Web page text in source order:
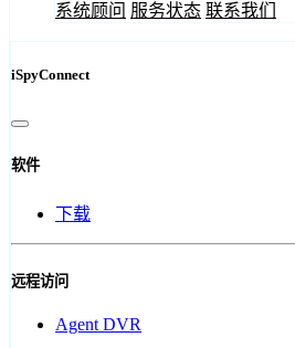
系统顾问 服务状态 联系我们
iSpyConnect
软件
下载
远程访问
Agent DVR